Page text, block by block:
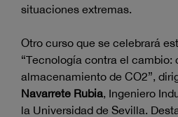
situaciones extremas.
Otro curso que se celebrará
“Tecnología contra el cambio:
almacenamiento de CO2”,
Navarrete Rubia, Ingeniero
la Universidad de Sevilla.